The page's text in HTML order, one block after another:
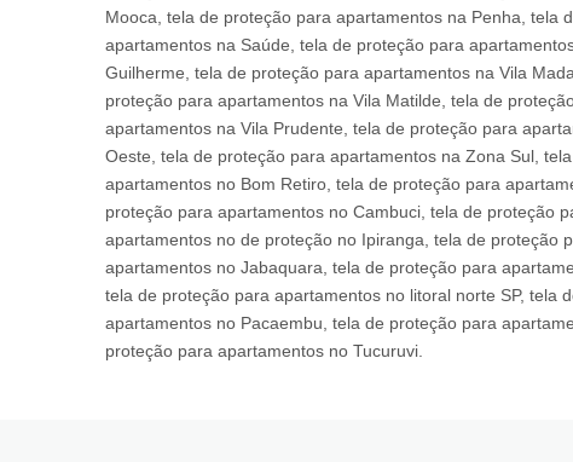
Mooca, tela de proteção para apartamentos na Penha,
apartamentos na Saúde, tela de proteção para
Guilherme, tela de proteção para apartamentos na Vila
proteção para apartamentos na Vila Matilde, tela de
apartamentos na Vila Prudente, tela de proteção para
Oeste, tela de proteção para apartamentos na Zona Sul,
apartamentos no Bom Retiro, tela de proteção para
proteção para apartamentos no Cambuci, tela de proteção
apartamentos no de proteção no Ipiranga, tela de proteção
apartamentos no Jabaquara, tela de proteção para
tela de proteção para apartamentos no litoral norte SP,
apartamentos no Pacaembu, tela de proteção para
proteção para apartamentos no Tucuruvi.